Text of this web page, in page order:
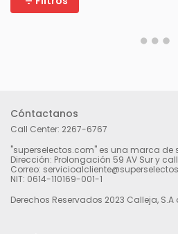
Cóntactanos
Call Center: 2267-6767
"superselectos.com" es una marca
Dirección: Prolongación 59 AV Sur y
Correo:
NIT: 0614-110169-001-1
Derechos Reservados 2023 Calleja, S.A